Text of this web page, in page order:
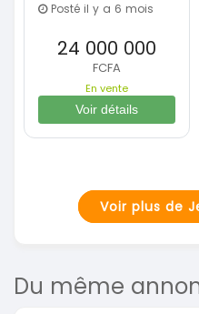
Posté il y a 6 mois
24 000 000
FCFA
En vente
Voir détails
Voir plus de
Du même